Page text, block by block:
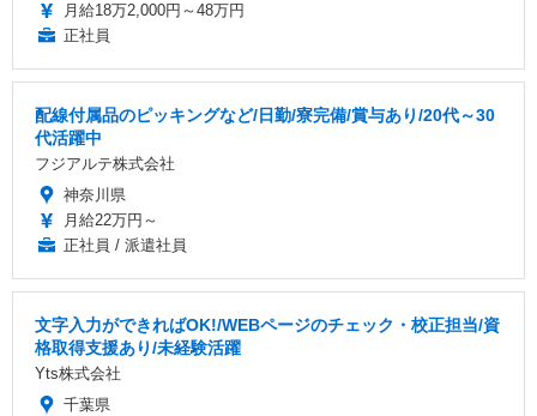
月給18万2,000円～48万円
正社員
配線付属品のピッキングなど/日勤/寮完備/賞与あり/20代～30
代活躍中
フジアルテ株式会社
神奈川県
月給22万円～
正社員 / 派遣社員
文字入力ができればOK!/WEBページのチェック・校正担当/資
格取得支援あり/未経験活躍
Yts株式会社
千葉県